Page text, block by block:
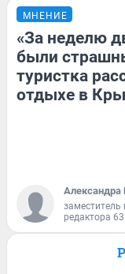
МНЕНИЕ
«За неделю
были
туристка
отдыхе в
Александра
заместитель
редактора